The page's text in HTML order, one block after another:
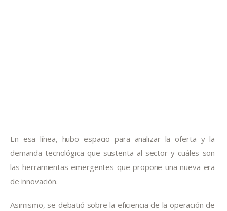
En esa línea, hubo espacio para analizar la oferta y la
demanda tecnológica que sustenta al sector y cuáles son
las herramientas emergentes que propone una nueva era
de innovación.
Asimismo, se debatió sobre la eficiencia de la operación de